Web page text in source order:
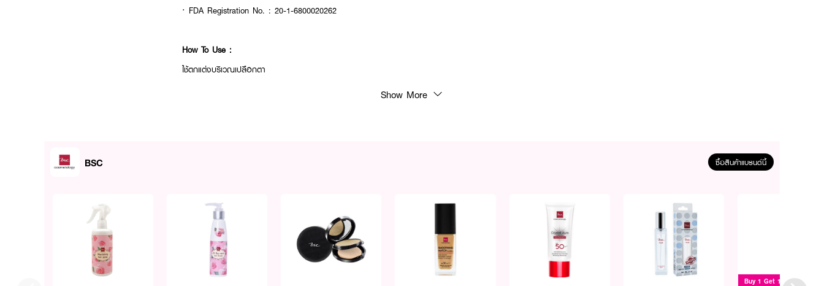
· FDA Registration No. : 20-1-6800020262
How To Use :
ใช้ตกแต่งบริเวณเปลือกตา
Show More
BSC ซื้อสินค้าแบรนด์นี้
Buy 1 Get 1